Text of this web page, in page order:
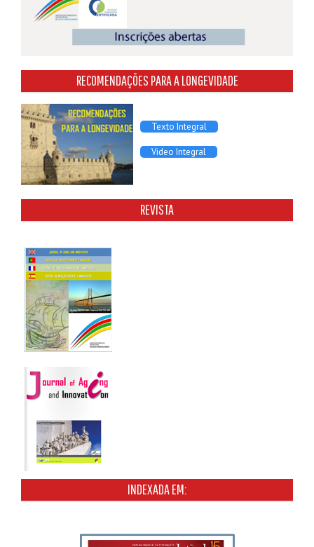
RECOMENDAÇÕES PARA A LONGEVIDADE
Texto Integral
Video Integral
REVISTA
INDEXADA EM: